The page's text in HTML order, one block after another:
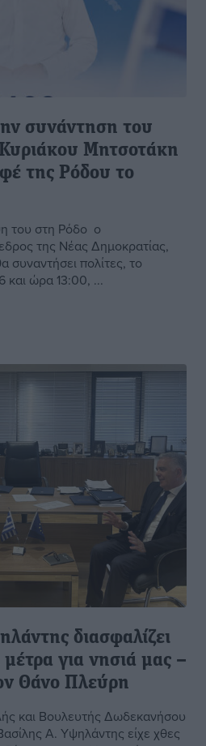
συνάντηση του
Μητσοτάκη
της Ρόδου το
του στη Ρόδο ο
της Νέας Δημοκρατίας,
πολίτες, το
και ώρα 13:00, ...
διασφαλίζει
μέτρα για νησιά μας –
Θάνο Πλεύρη
και Βουλευτής Δωδεκανήσου
Α. Υψηλάντης είχε χθες